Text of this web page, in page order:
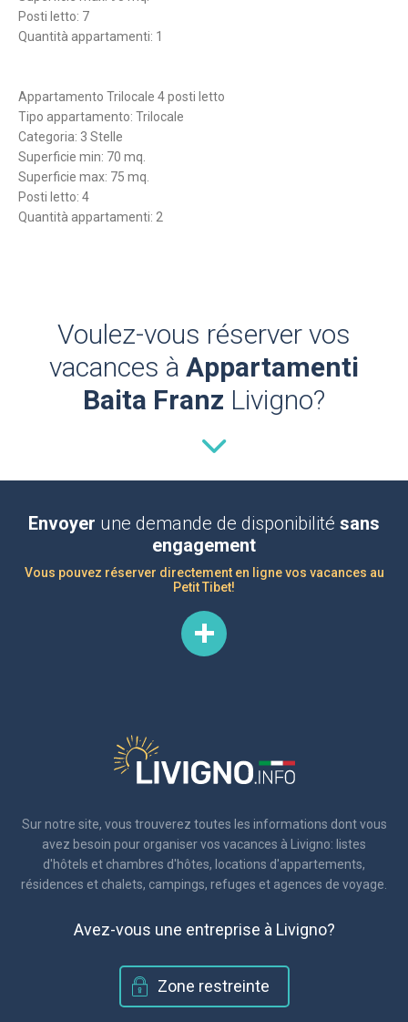
Posti letto: 7
Quantità appartamenti: 1
Appartamento Trilocale 4 posti letto
Tipo appartamento: Trilocale
Categoria: 3 Stelle
Superficie min: 70 mq.
Superficie max: 75 mq.
Posti letto: 4
Quantità appartamenti: 2
Voulez-vous réserver vos
vacances à Appartamenti
Baita Franz Livigno?
Envoyer une demande de disponibilité sans
engagement
Vous pouvez réserver directement en ligne vos vacances au
Petit Tibet!
Sur notre site, vous trouverez toutes les informations dont vous
avez besoin pour organiser vos vacances à Livigno: listes
d'hôtels et chambres d'hôtes, locations d'appartements,
résidences et chalets, campings, refuges et agences de voyage.
Avez-vous une entreprise à Livigno?
Zone restreinte